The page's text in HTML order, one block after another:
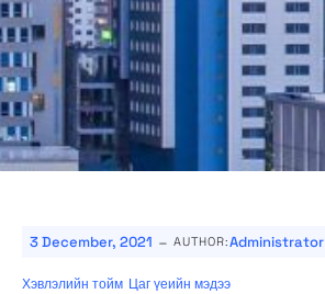
3 December, 2021 - AUTHOR:Administrator
Хэвлэлийн тойм Цаг үеийн мэдээ